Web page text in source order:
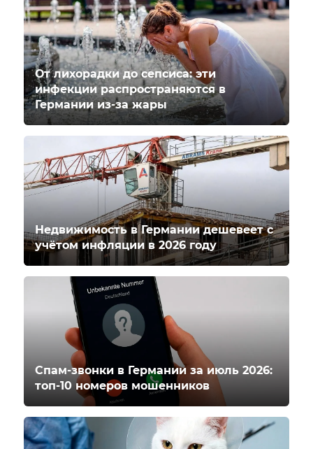
От лихорадки до сепсиса: эти
инфекции распространяются в
Германии из-за жары
Недвижимость в Германии дешевеет с
учётом инфляции в 2026 году
Спам-звонки в Германии за июль 2026:
топ-10 номеров мошенников